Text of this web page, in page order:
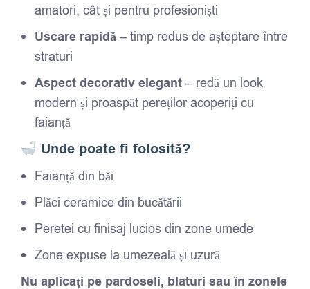
amatori, cât și pentru profesioniști
Uscare rapidă – timp redus de așteptare între
straturi
Aspect decorativ elegant – redă un look
modern și proaspăt pereților acoperiți cu
faianță
Unde poate fi folosită?
Faianță din băi
Plăci ceramice din bucătării
Peretei cu finisaj lucios din zone umede
Zone expuse la umezeală și uzură
Nu aplicați pe pardoseli, blaturi sau în zonele